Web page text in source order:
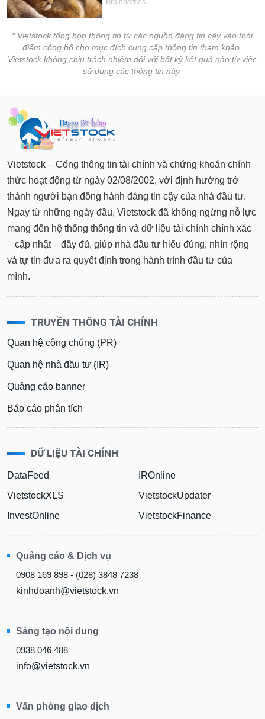
* Vietstock tổng hợp thông tin từ các nguồn đáng tin cậy vào thời
điểm công bố cho mục đích cung cấp thông tin tham khảo.
Vietstock không chịu trách nhiệm đối với bất kỳ kết quả nào từ việc
sử dụng các thông tin này.
Vietstock – Cổng thông tin tài chính và chứng khoán chính
thức hoạt động từ ngày 02/08/2002, với định hướng trở
thành người bạn đồng hành đáng tin cậy của nhà đầu tư.
Ngay từ những ngày đầu, Vietstock đã không ngừng nỗ lực
mang đến hệ thống thông tin và dữ liệu tài chính chính xác
– cập nhật – đầy đủ, giúp nhà đầu tư hiểu đúng, nhìn rộng
và tự tin đưa ra quyết định trong hành trình đầu tư của
mình.
TRUYỀN THÔNG TÀI CHÍNH
Quan hệ công chúng (PR)
Quan hệ nhà đầu tư (IR)
Quảng cáo banner
Báo cáo phân tích
DỮ LIỆU TÀI CHÍNH
DataFeed
VietstockXLS
InvestOnline
IROnline
VietstockUpdater
VietstockFinance
Quảng cáo & Dịch vụ
0908 169 898 - (028) 3848 7238
kinhdoanh@vietstock.vn
Sáng tạo nội dung
0938 046 488
info@vietstock.vn
Văn phòng giao dịch